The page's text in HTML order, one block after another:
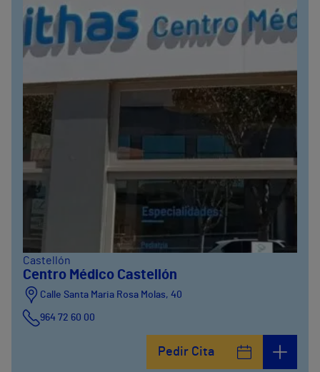
Castellón
Centro Médico Castellón
Calle Santa Maria Rosa Molas, 40
964 72 60 00
Pedir Cita